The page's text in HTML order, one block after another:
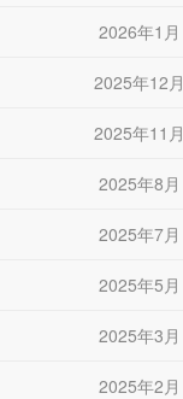
2026年1月
2025年12月
2025年11月
2025年8月
2025年7月
2025年5月
2025年3月
2025年2月